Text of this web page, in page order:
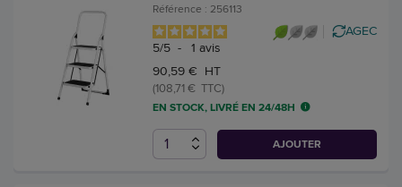
Référence : 256113
5/5 - 1 avis
AGEC
90,59 € HT
(108,71 € TTC)
EN STOCK, LIVRÉ EN 24/48H
AJOUTER